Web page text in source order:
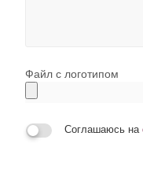
Файл с логотипом
Соглашаюсь на